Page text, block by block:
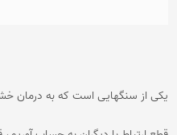
یکی از سنگهایی است که به درمان